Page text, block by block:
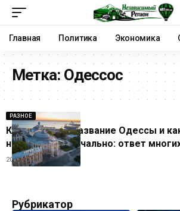
Главная Политика Экономика
Метка: Одессос
РАЗНОЕ
Кто придумал название Одессы и
назывался изначально: ответ
20.04.2025
Рубрикатор